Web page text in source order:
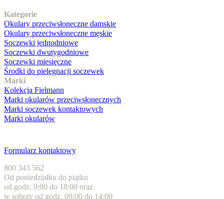
Kategorie
Okulary przeciwsłoneczne damskie
Okulary przeciwsłoneczne męskie
Soczewki jednodniowe
Soczewki dwutygodniowe
Soczewki miesięczne
Środki do pielęgnacji soczewek
Marki
Kolekcja Fielmann
Marki okularów przeciwsłonecznych
Marki soczewek kontaktowych
Marki okularów
Formularz kontaktowy
800 343 562
Od poniedziałku do piątku
od godz. 9:00 do 18:00 oraz
w soboty od godz. 09:00 do 14:00